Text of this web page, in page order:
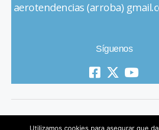
aerotendencias (arroba)
Síguenos
Utilizamos cookies para asegurar que